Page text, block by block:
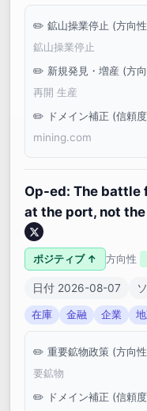
鉱山操業停止 (方向性
鉱山操業停止
新規発見・増産 (方
再開 生産
ドメイン補正 (信頼度
mining.com
Op-ed: The battle
at the port, not
ポジティブ ↑ 方向性
日付 2026-08-07
在庫 金融 企業
重要鉱物政策 (方向性
要鉱物
ドメイン補正 (信頼度